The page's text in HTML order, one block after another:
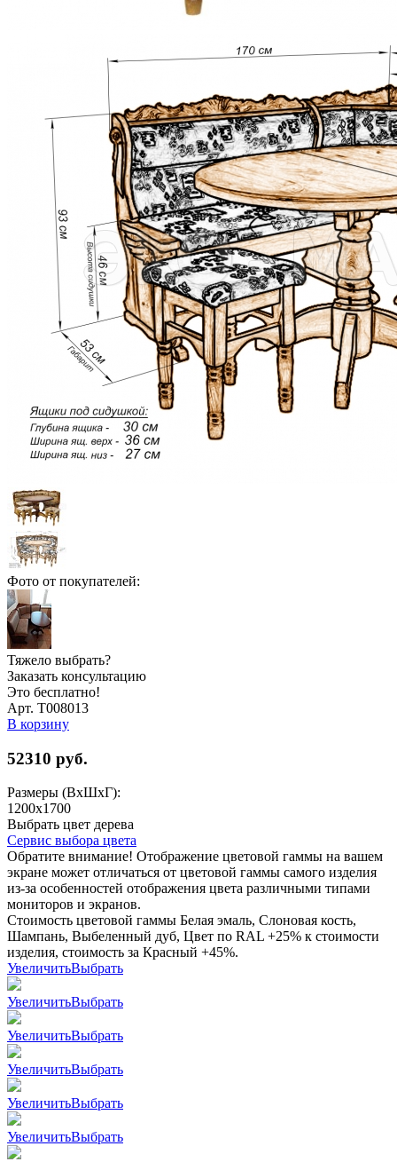
Фото от покупателей:
Тяжело выбрать?
Заказать консультацию
Это бесплатно!
Арт. Т008013
В корзину
52310 руб.
Размеры (ВхШхГ):
1200x1700
Выбрать цвет дерева
Сервис выбора цвета
Обратите внимание! Отображение цветовой гаммы на вашем
экране может отличаться от цветовой гаммы самого изделия
из-за особенностей отображения цвета различными типами
мониторов и экранов.
Стоимость цветовой гаммы Белая эмаль, Слоновая кость,
Шампань, Выбеленный дуб, Цвет по RAL +25% к стоимости
изделия, стоимость за Красный +45%.
УвеличитьВыбрать
УвеличитьВыбрать
УвеличитьВыбрать
УвеличитьВыбрать
УвеличитьВыбрать
УвеличитьВыбрать